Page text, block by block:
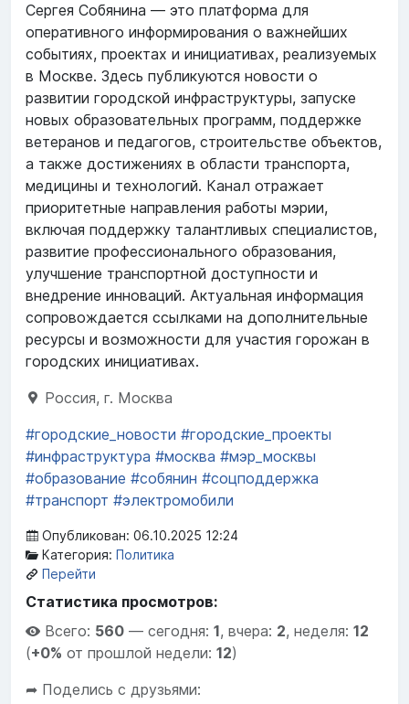
Сергея Собянина — это платформа для
оперативного информирования о важнейших
событиях, проектах и инициативах, реализуемых
в Москве. Здесь публикуются новости о
развитии городской инфраструктуры, запуске
новых образовательных программ, поддержке
ветеранов и педагогов, строительстве объектов,
а также достижениях в области транспорта,
медицины и технологий. Канал отражает
приоритетные направления работы мэрии,
включая поддержку талантливых специалистов,
развитие профессионального образования,
улучшение транспортной доступности и
внедрение инноваций. Актуальная информация
сопровождается ссылками на дополнительные
ресурсы и возможности для участия горожан в
городских инициативах.
Россия, г. Москва
#городские_новости #городские_проекты
#инфраструктура #москва #мэр_москвы
#образование #собянин #соцподдержка
#транспорт #электромобили
Опубликован: 06.10.2025 12:24
Категория: Политика
Перейти
Статистика просмотров:
Всего: 560 — сегодня: 1, вчера: 2, неделя: 12
(+0% от прошлой недели: 12)
➦ Поделись с друзьями: